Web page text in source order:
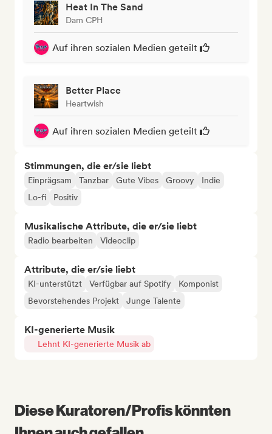
Heat In The Sand
Dam CPH
Auf ihren sozialen Medien geteilt
Better Place
Heartwish
Auf ihren sozialen Medien geteilt
Stimmungen, die er/sie liebt
Einprägsam Tanzbar Gute Vibes Groovy
Indie
Lo-fi
Positiv
Musikalische Attribute, die er/sie liebt
Radio bearbeiten Videoclip
Attribute, die er/sie liebt
KI-unterstützt Verfügbar auf Spotify
Komponist
Bevorstehendes Projekt
Junge Talente
KI-generierte Musik
Lehnt KI-generierte Musik ab
Diese Kuratoren/Profis könnten